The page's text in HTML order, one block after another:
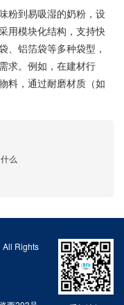
粉到易吸湿的奶粉，设
用模块化结构，支持快
、铝箔袋等多种袋型，
求。例如，在建材行
料，通过耐磨材质（如
么
All Rights